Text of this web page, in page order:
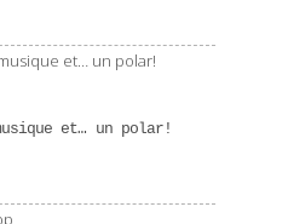
et… un polar!